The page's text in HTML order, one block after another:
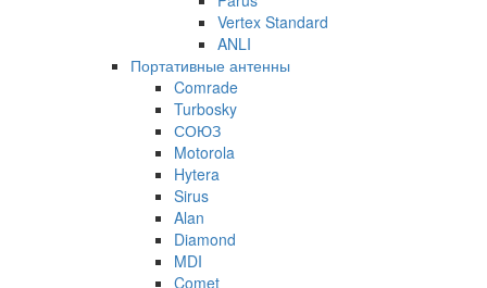
Vertex Standard
ANLI
Портативные антенны
Comrade
Turbosky
СОЮЗ
Motorola
Hytera
Sirus
Alan
Diamond
MDI
Comet